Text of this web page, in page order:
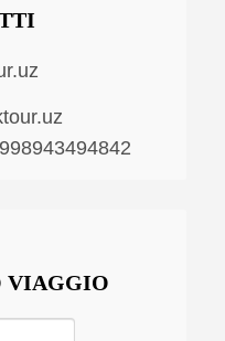
VIAGGIO